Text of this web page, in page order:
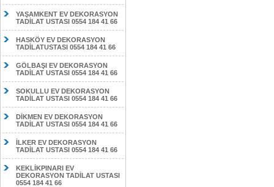
YAŞAMKENT EV DEKORASYON
TADİLAT USTASI 0554 184 41 66
HASKÖY EV DEKORASYON
TADİLATUSTASI 0554 184 41 66
GÖLBAŞI EV DEKORASYON
TADİLAT USTASI 0554 184 41 66
SOKULLU EV DEKORASYON
TADİLAT USTASI 0554 184 41 66
DİKMEN EV DEKORASYON
TADİLAT USTASI 0554 184 41 66
İLKER EV DEKORASYON
TADİLAT USTASI 0554 184 41 66
KEKLİKPINARI EV
DEKORASYON TADİLAT USTASI
0554 184 41 66